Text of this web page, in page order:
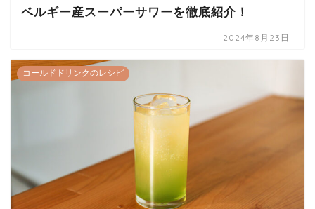
ベルギー産スーパーサワーを徹底紹介！
2024年8月23日
コールドドリンクのレシピ